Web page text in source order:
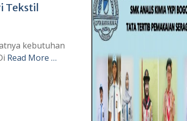
Tekstil
kebutuhan
Read More …